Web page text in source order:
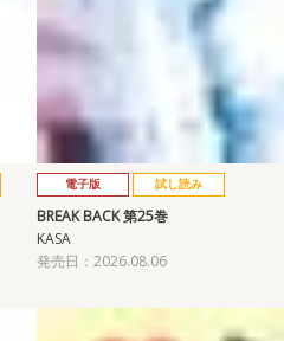
電子版 試し読み
BREAK BACK 第25巻
KASA
発売日：2026.08.06